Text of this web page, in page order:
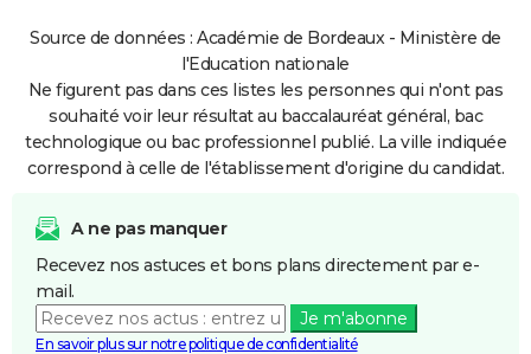
Source de données : Académie de Bordeaux - Ministère de
l'Education nationale
Ne figurent pas dans ces listes les personnes qui n'ont pas
souhaité voir leur résultat au baccalauréat général, bac
technologique ou bac professionnel publié. La ville indiquée
correspond à celle de l'établissement d'origine du candidat.
A ne pas manquer
Recevez nos astuces et bons plans directement par e-
mail.
Je m'abonne
En savoir plus sur notre politique de confidentialité